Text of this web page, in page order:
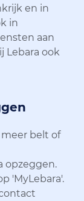
en in
in
aan
Lebara ook
belt of
opzeggen.
'MyLebara'.